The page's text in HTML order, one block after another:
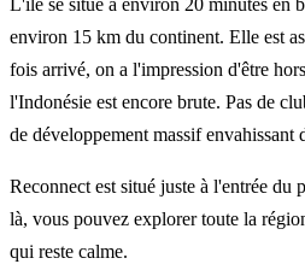
L'île se situe à environ 20 minutes en
environ 15 km du continent. Elle est
fois arrivé, on a l'impression d'être
l'Indonésie est encore brute. Pas de
de développement massif envahissant
Reconnect est situé juste à l'entrée du
là, vous pouvez explorer toute la
qui reste calme.